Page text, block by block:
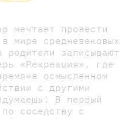
мечтает провести
мире средневековых
записывают
«Рекреация», где
осмысленном
с другими
В первый
соседству с